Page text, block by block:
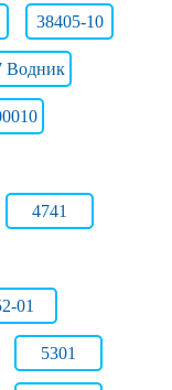
38405-10
Водник
4741
01
5301